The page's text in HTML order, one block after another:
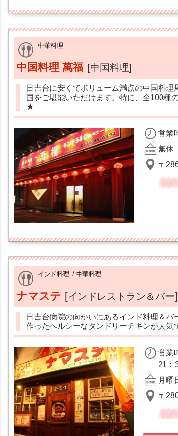
中華料理
中国料理 萬福 [中国料理]
日吉台に安くてボリューム満点の中国料
国をご堪能いただけます。特に、全100種
★
営業
無休
〒
インド料理 / 中華料理
ナマステ [インドレストラン＆バー]
日吉台病院の向かいにあるインド料理＆
作ったヘルシーなタンドリーチキンが人気
営業
21：
月曜
〒